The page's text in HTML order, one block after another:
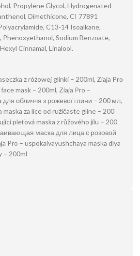
Propylene Glycol, Hydrogenated
Dimethicone, CI 77891
C13-14 Isoalkane,
Sodium Benzoate,
Cinnamal, Linalool.
z różowej glinki – 200ml, Ziaja Pro
mask – 200ml, Ziaja Pro –
для обличчя з рожевої глини – 200 мл,
maska ​​za lice od ružičaste gline – 200
pleťová maska ​​z růžového jílu – 200
маска для лица с розовой
Pro – uspokaivayushchaya maska dlya
– 200ml